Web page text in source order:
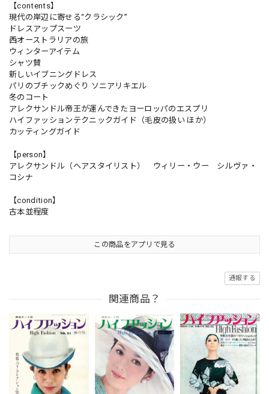
【contents】
現代の岸辺に寄せる“クラシック”
ドレスアップスーツ
西オーストラリアの旅
ウィンターアイテム
シャツ賛
新しいイブニングドレス
パリのブチックめぐり ソニアリキエル
冬のコート
アレクサンドル帝王が運んできたヨーロッパのエスプリ
ハイファッションテクニックガイド（毛皮の扱い ほか）
カッティングガイド
【person】
アレクサンドル（ヘアスタイリスト） ウィリー・ウー シルヴァ・
コシナ
【condition】
古本並程度
この商品をアプリで見る
通報する
関連商品？